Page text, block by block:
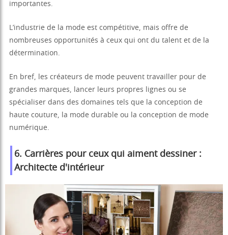
importantes.
L’industrie de la mode est compétitive, mais offre de
nombreuses opportunités à ceux qui ont du talent et de la
détermination.
En bref, les créateurs de mode peuvent travailler pour de
grandes marques, lancer leurs propres lignes ou se
spécialiser dans des domaines tels que la conception de
haute couture, la mode durable ou la conception de mode
numérique.
6. Carrières pour ceux qui aiment dessiner :
Architecte d'intérieur